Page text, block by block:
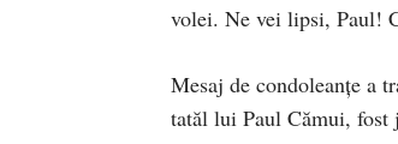
volei. Ne vei lipsi, Paul!
Mesaj de condoleanțe a
tatăl lui Paul Cămui, fost